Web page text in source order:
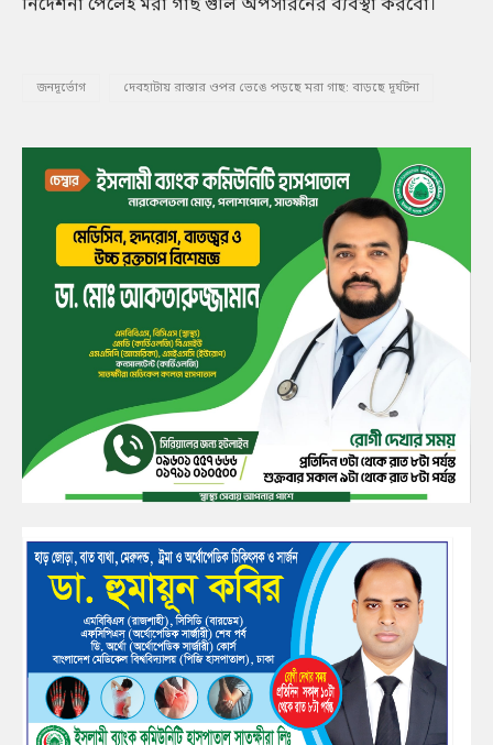
নির্দেশনা পেলেই মরা গাছ গুলি অপসারনের ব্যবস্থা করবো।
জনদূর্ভোগ দেবহাটায় রাস্তার ওপর ভেঙে পড়ছে মরা গাছ: বাড়ছে দূর্ঘটনা